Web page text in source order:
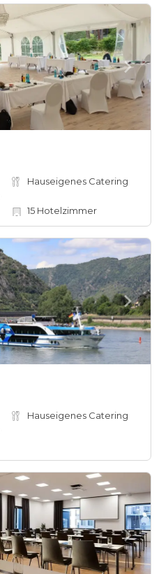
Hauseigenes Catering
15 Hotelzimmer
Hauseigenes Catering